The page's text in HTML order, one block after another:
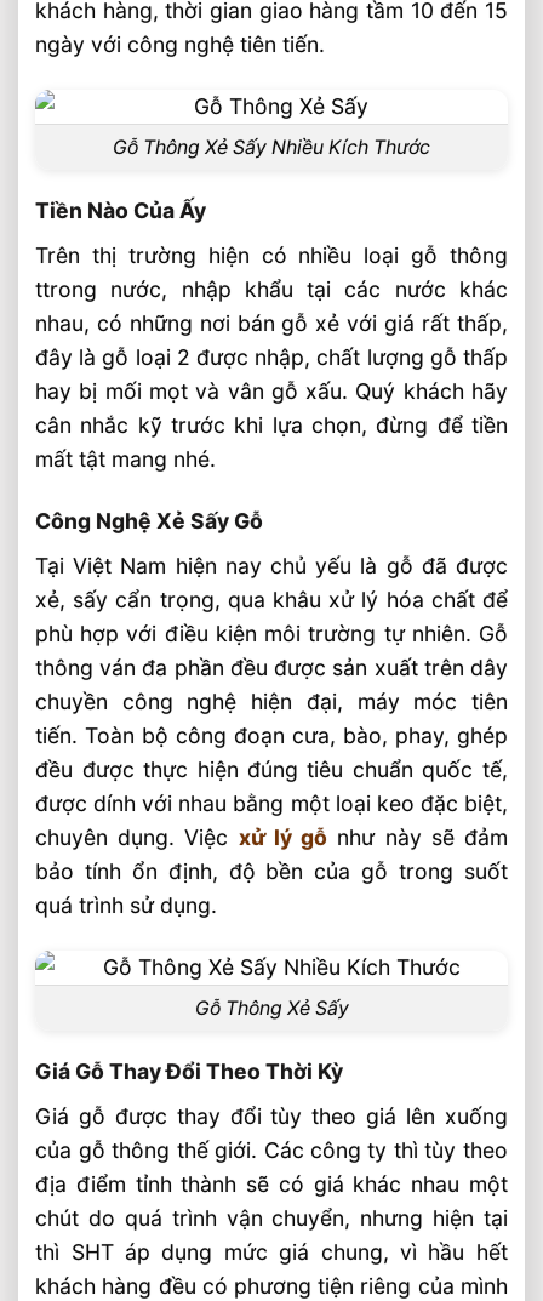
khách hàng, thời gian giao hàng tầm 10 đến 15
ngày với công nghệ tiên tiến.
Gỗ Thông Xẻ Sấy Nhiều Kích Thước
Tiền Nào Của Ấy
Trên thị trường hiện có nhiều loại gỗ thông
ttrong nước, nhập khẩu tại các nước khác
nhau, có những nơi bán gỗ xẻ với giá rất thấp,
đây là gỗ loại 2 được nhập, chất lượng gỗ thấp
hay bị mối mọt và vân gỗ xấu. Quý khách hãy
cân nhắc kỹ trước khi lựa chọn, đừng để tiền
mất tật mang nhé.
Công Nghệ Xẻ Sấy Gỗ
Tại Việt Nam hiện nay chủ yếu là gỗ đã được
xẻ, sấy cẩn trọng, qua khâu xử lý hóa chất để
phù hợp với điều kiện môi trường tự nhiên. Gỗ
thông ván đa phần đều được sản xuất trên dây
chuyền công nghệ hiện đại, máy móc tiên
tiến. Toàn bộ công đoạn cưa, bào, phay, ghép
đều được thực hiện đúng tiêu chuẩn quốc tế,
được dính với nhau bằng một loại keo đặc biệt,
chuyên dụng. Việc xử lý gỗ như này sẽ đảm
bảo tính ổn định, độ bền của gỗ trong suốt
quá trình sử dụng.
Gỗ Thông Xẻ Sấy
Giá Gỗ Thay Đổi Theo Thời Kỳ
Giá gỗ được thay đổi tùy theo giá lên xuống
của gỗ thông thế giới. Các công ty thì tùy theo
địa điểm tỉnh thành sẽ có giá khác nhau một
chút do quá trình vận chuyển, nhưng hiện tại
thì SHT áp dụng mức giá chung, vì hầu hết
khách hàng đều có phương tiện riêng của mình